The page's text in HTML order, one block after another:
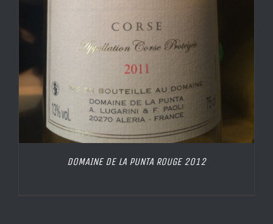
DOMAINE DE LA PUNTA ROUGE 2012